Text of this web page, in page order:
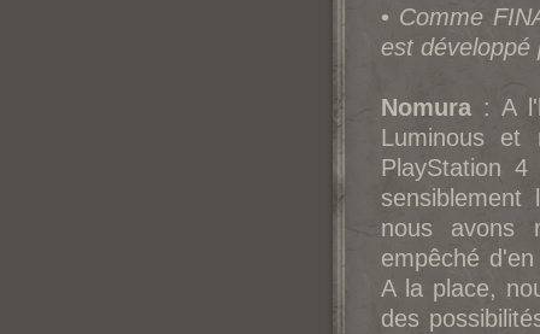
• Comme
est développé
Nomura : A
Luminous et
PlayStation
nous avons
empêché
A la place,
des